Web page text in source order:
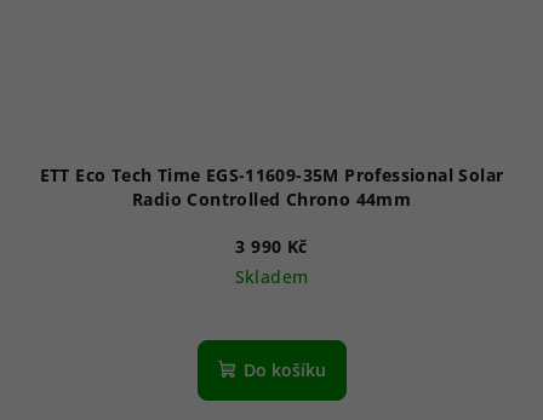
ETT Eco Tech Time EGS-11609-35M Professional Solar
Radio Controlled Chrono 44mm
3 990 Kč
Skladem
Do košíku